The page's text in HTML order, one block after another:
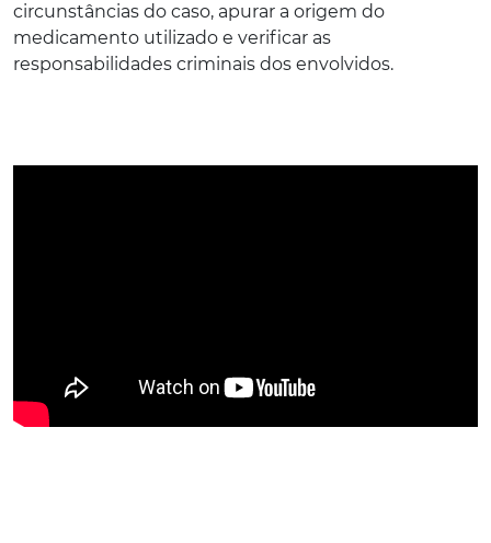
circunstâncias do caso, apurar a origem do
medicamento utilizado e verificar as
responsabilidades criminais dos envolvidos.